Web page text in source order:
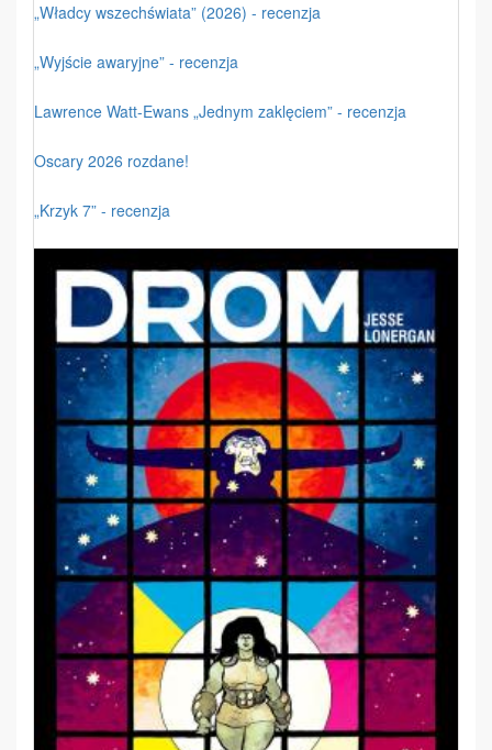
„Władcy wszechświata” (2026) - recenzja
„Wyjście awaryjne” - recenzja
Lawrence Watt-Ewans „Jednym zaklęciem” - recenzja
Oscary 2026 rozdane!
„Krzyk 7” - recenzja